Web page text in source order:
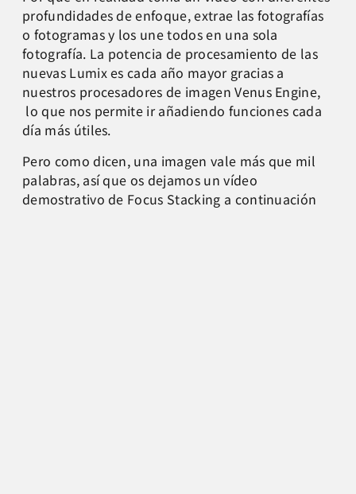
profundidades de enfoque, extrae las fotografías
o fotogramas y los une todos en una sola
fotografía. La potencia de procesamiento de las
nuevas Lumix es cada año mayor gracias a
nuestros procesadores de imagen Venus Engine,
lo que nos permite ir añadiendo funciones cada
día más útiles.
Pero como dicen, una imagen vale más que mil
palabras, así que os dejamos un vídeo
demostrativo de Focus Stacking a continuación